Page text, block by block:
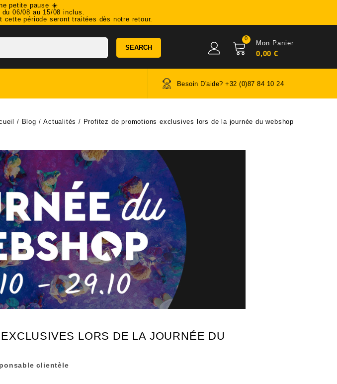
petite pause ☀️
du 06/08 au 15/08 inclus.
cette période seront traitées dès notre retour.
SEARCH
0
Mon Panier
0,00 €
Besoin D'aide? +32 (0)87 84 10 24
Blog Actualités Profitez de promotions exclusives lors de la journée du webshop
LORS DE LA JOURNÉE DU
clientèle